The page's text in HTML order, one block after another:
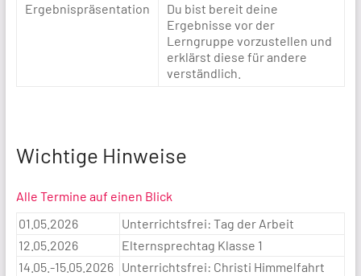
Ergebnispräsentation
Du bist bereit deine
Ergebnisse vor der
Lerngruppe vorzustellen und
erklärst diese für andere
verständlich.
Wichtige Hinweise
Alle Termine auf einen Blick
01.05.2026
Unterrichtsfrei: Tag der Arbeit
12.05.2026
Elternsprechtag Klasse 1
14.05.-15.05.2026 Unterrichtsfrei: Christi Himmelfahrt